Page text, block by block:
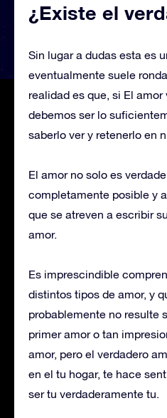
¿Existe el
Sin lugar a dudas esta es
eventualmente suele
realidad es que, si El
debemos ser lo
saberlo ver y retenerlo en
El amor no solo es
completamente posible y
que se atreven a escribir
amor.
Es imprescindible
distintos tipos de amor, y
probablemente no resulte
primer amor o tan
amor, pero el verdadero
en el tu hogar, te hace
ser tu verdaderamente tu.